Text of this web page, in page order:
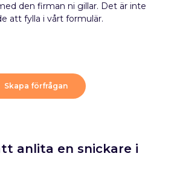
den firman ni gillar. Det är inte
att fylla i vårt formulär.
Skapa förfrågan
anlita en snickare i